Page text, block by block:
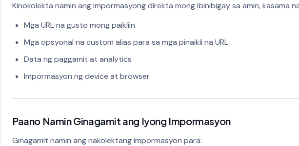
Kinokolekta namin ang impormasyong direkta mong ibinibigay sa amin, kasama
Mga URL na gusto mong paikliin
Mga opsyonal na custom alias para sa mga pinaikli na URL
Data ng paggamit at analytics
Impormasyon ng device at browser
Paano Namin Ginagamit ang Iyong Impormasyon
Ginagamit namin ang nakolektang impormasyon para: